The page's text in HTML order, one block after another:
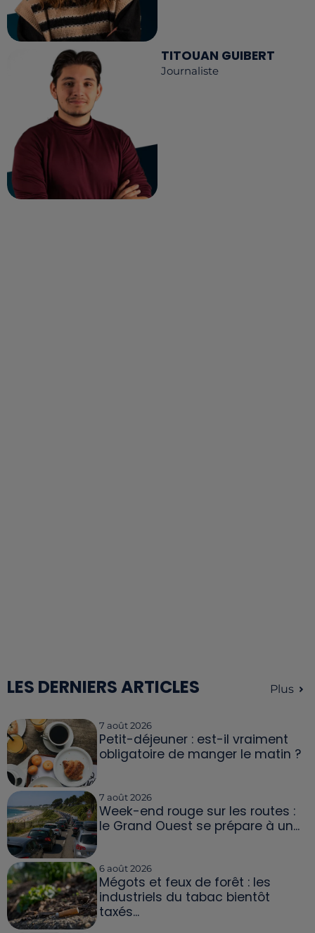
TITOUAN GUIBERT
Journaliste
LES DERNIERS ARTICLES Plus
7 août 2026
Petit-déjeuner : est-il vraiment
obligatoire de manger le matin ?
7 août 2026
Week-end rouge sur les routes :
le Grand Ouest se prépare à un...
6 août 2026
Mégots et feux de forêt : les
industriels du tabac bientôt
taxés...